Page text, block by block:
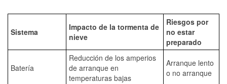
Sistema
Impacto de la tormenta de
nieve
Riesgos por
no estar
preparado
Batería
Reducción de los amperios
de arranque en
temperaturas bajas
Arranque lento
o no arranque